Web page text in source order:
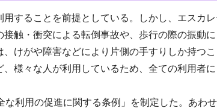
することを前提としている。しかし、エスカ
触・衝突による転倒事故や、歩行の際の振動
けがや障害などにより片側の手すりしか持つ
様々な人が利用しているため、全ての利用者
利用の促進に関する条例」を制定した。あわ